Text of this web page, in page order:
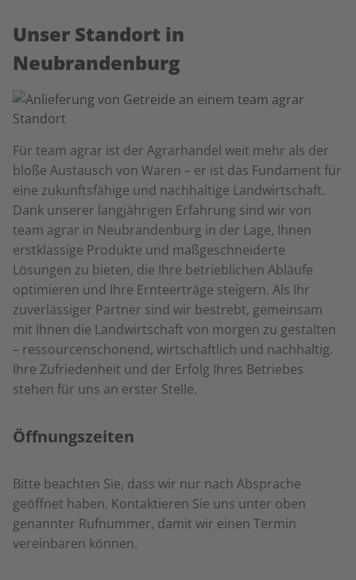
Unser Standort in
Neubrandenburg
Für team agrar ist der Agrarhandel weit mehr als der
bloße Austausch von Waren – er ist das Fundament für
eine zukunftsfähige und nachhaltige Landwirtschaft.
Dank unserer langjährigen Erfahrung sind wir von
team agrar in Neubrandenburg in der Lage, Ihnen
erstklassige Produkte und maßgeschneiderte
Lösungen zu bieten, die Ihre betrieblichen Abläufe
optimieren und Ihre Ernteerträge steigern. Als Ihr
zuverlässiger Partner sind wir bestrebt, gemeinsam
mit Ihnen die Landwirtschaft von morgen zu gestalten
– ressourcenschonend, wirtschaftlich und nachhaltig.
Ihre Zufriedenheit und der Erfolg Ihres Betriebes
stehen für uns an erster Stelle.
Öffnungszeiten
Bitte beachten Sie, dass wir nur nach Absprache
geöffnet haben. Kontaktieren Sie uns unter oben
genannter Rufnummer, damit wir einen Termin
vereinbaren können.